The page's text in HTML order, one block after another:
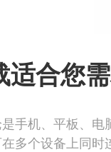
适合您
手机、平板、电
多个设备上同时